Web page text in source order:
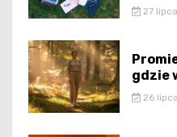
27
gdzie
26